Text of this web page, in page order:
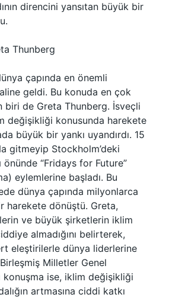
direncini yansıtan büyük bir
Thunberg
çapında en önemli
geldi. Bu konuda en çok
biri de Greta Thunberg. İsveçli
değişikliği konusunda harekete
büyük bir yankı uyandırdı. 15
gitmeyip Stockholm’deki
önünde “Fridays for Future”
eylemlerine başladı. Bu
dünya çapında milyonlarca
harekete dönüştü. Greta,
ve büyük şirketlerin iklim
almadığını belirterek,
eleştirilerle dünya liderlerine
Milletler Genel
konuşma ise, iklim değişikliği
artmasına ciddi katkı